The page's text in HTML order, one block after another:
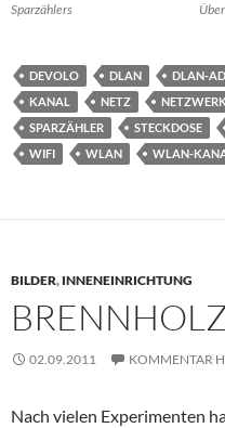
Sparzählers
DEVOLO DLAN DLAN-
KANAL
NETZ NETZWERK
SPARZÄHLER
STECKDOSE
WIFI
WLAN WLAN-
BILDER, INNENEINRICHTUNG
02.09.2011 KOMMENTAR
Nach vielen Experimenten